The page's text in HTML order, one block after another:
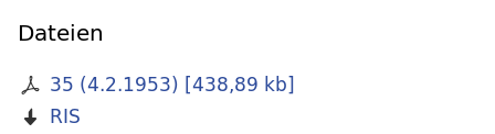
Dateien
35 (4.2.1953) [438,89 kb]
RIS